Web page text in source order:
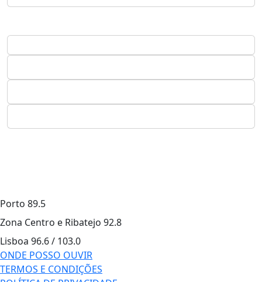
Porto 89.5
Zona Centro e Ribatejo 92.8
Lisboa 96.6 / 103.0
ONDE POSSO OUVIR
TERMOS E CONDIÇÕES